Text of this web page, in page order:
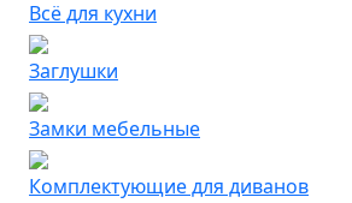
Всё для кухни
Заглушки
Замки мебельные
Комплектующие для диванов